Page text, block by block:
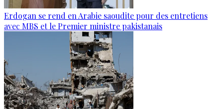
Erdogan se rend en Arabie saoudite pour des entretiens
avec MBS et le Premier ministre pakistanais